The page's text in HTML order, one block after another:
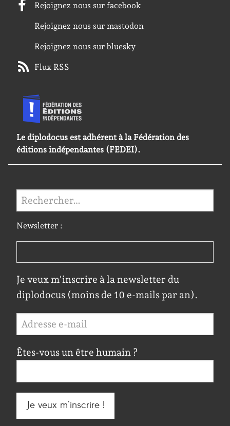
Rejoignez nous sur facebook
Rejoignez nous sur mastodon
Rejoignez nous sur bluesky
Flux RSS
Le diplodocus est adhérent à la Fédération des
éditions indépendantes (FEDEI).
Rechercher :
Newsletter :
Je veux m'inscrire à la newsletter du
diplodocus (moins de 10 e-mails par an).
Êtes-vous un être humain ?